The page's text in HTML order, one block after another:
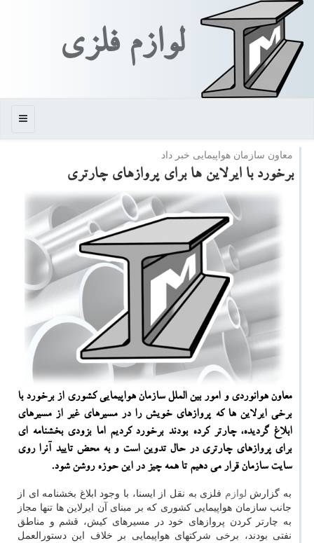
لوازم فلزی
منو
معاون سازمان هواپیمایی خبر داد
برخورد با ایرلاین ها برای پروازهای چارتری
معاون هوانوردی و امور بین الملل سازمان هواپیمایی كشوری از برخورد با
برخی ایرلاین ها كه پروازهای خویش را در مسیرهای غیر از مسیرهای
ابلاغ گردیده، چارتر كرده بودند برخورد كردیم اما بزودی بخشنامه ای
برای پروازهای چارتری در حال تدوین است و به محض تایید آنرا روی
سایت سازمان قرار می دهیم تا همه چیز در این حوزه روشن شود.
به گزارش لوازم فلزی به نقل از ایسنا، با وجود ابلاغ بخشنامه ای از
جانب سازمان هواپیمایی کشوری که بر مبنای آن ایرلاین ها تنها مجاز
به چارتر کردن پروازهای خود در مسیرهای کیش، قشم و مناطق
نفتی بودند، برخی شرکتهای هواپیمایی بر خلاف این دستورالعمل